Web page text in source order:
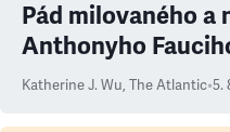
Pád milovaného a
Anthonyho
Katherine J. Wu, The Atlantic•5.